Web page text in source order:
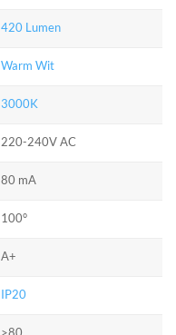
420 Lumen
Warm Wit
3000K
220-240V AC
80 mA
100°
A+
IP20